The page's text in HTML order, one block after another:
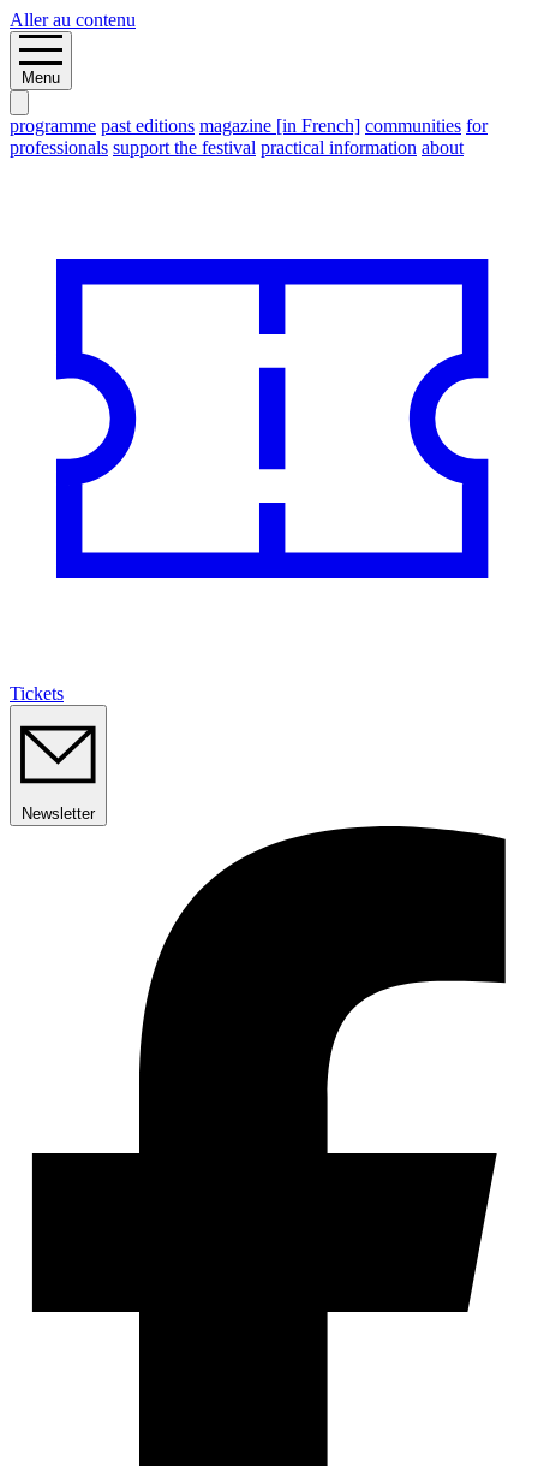
Aller au contenu
Menu
programme past editions magazine [in French] communities for
professionals support the festival practical information about
Tickets
Newsletter